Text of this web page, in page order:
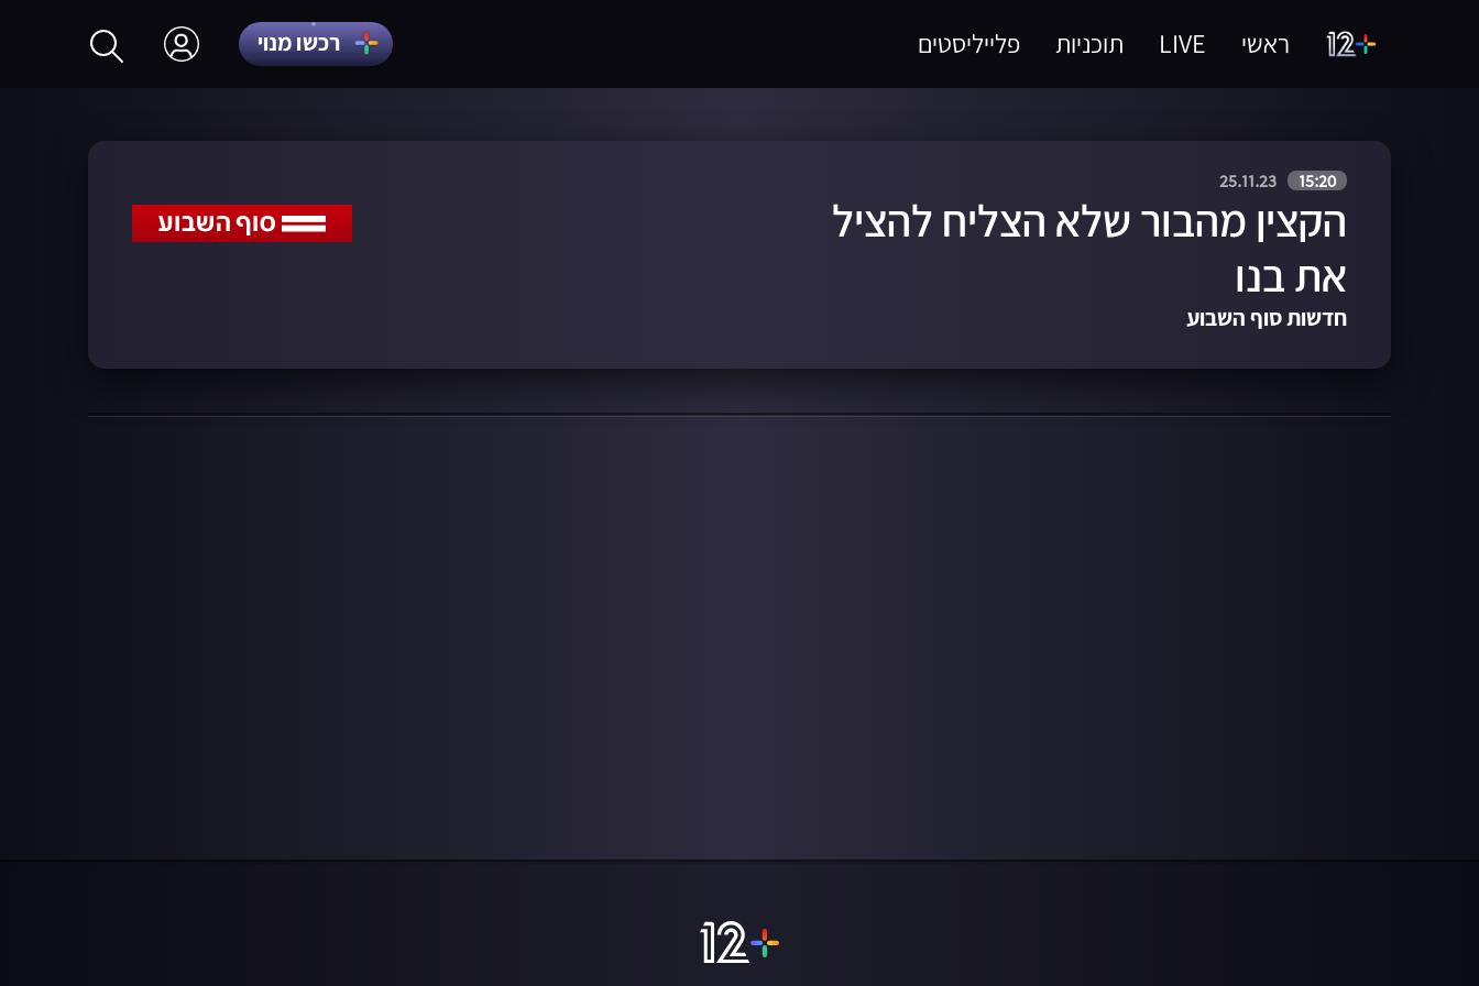
ראשי LIVE תוכניות פלייליסטים רכשו מנוי
15:20
25.11.23
הקצין מהבור שלא הצליח להציל
את בנו
חדשות סוף השבוע